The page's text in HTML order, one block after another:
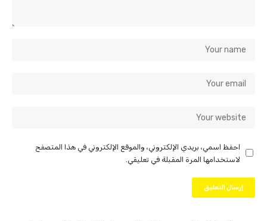
احفظ اسمي، بريدي الإلكتروني، والموقع الإلكتروني في هذا المتصفح
لاستخدامها المرة المقبلة في تعليقي.